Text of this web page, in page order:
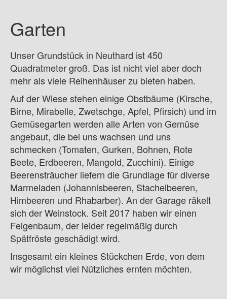
Historie dieser Homepage
Urlaub
Paddelreviere
Links
Impressum
Garten
Unser Grundstück in Neuthard ist 450
Quadratmeter groß. Das ist nicht viel aber doch
mehr als viele Reihenhäuser zu bieten haben.
Auf der Wiese stehen einige Obstbäume (Kirsche,
Birne, Mirabelle, Zwetschge, Apfel, Pfirsich) und im
Gemüsegarten werden alle Arten von Gemüse
angebaut, die bei uns wachsen und uns
schmecken (Tomaten, Gurken, Bohnen, Rote
Beete, Erdbeeren, Mangold, Zucchini). Einige
Beerensträucher liefern die Grundlage für diverse
Marmeladen (Johannisbeeren, Stachelbeeren,
Himbeeren und Rhabarber). An der Garage räkelt
sich der Weinstock. Seit 2017 haben wir einen
Feigenbaum, der leider regelmäßig durch
Spätfröste geschädigt wird.
Insgesamt ein kleines Stückchen Erde, von dem
wir möglichst viel Nützliches ernten möchten.